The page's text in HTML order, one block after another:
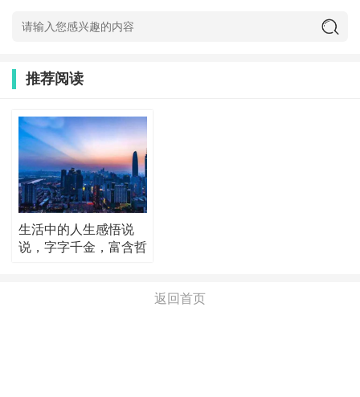
推荐阅读
生活中的人生感悟说
说，字字千金，富含哲
返回首页